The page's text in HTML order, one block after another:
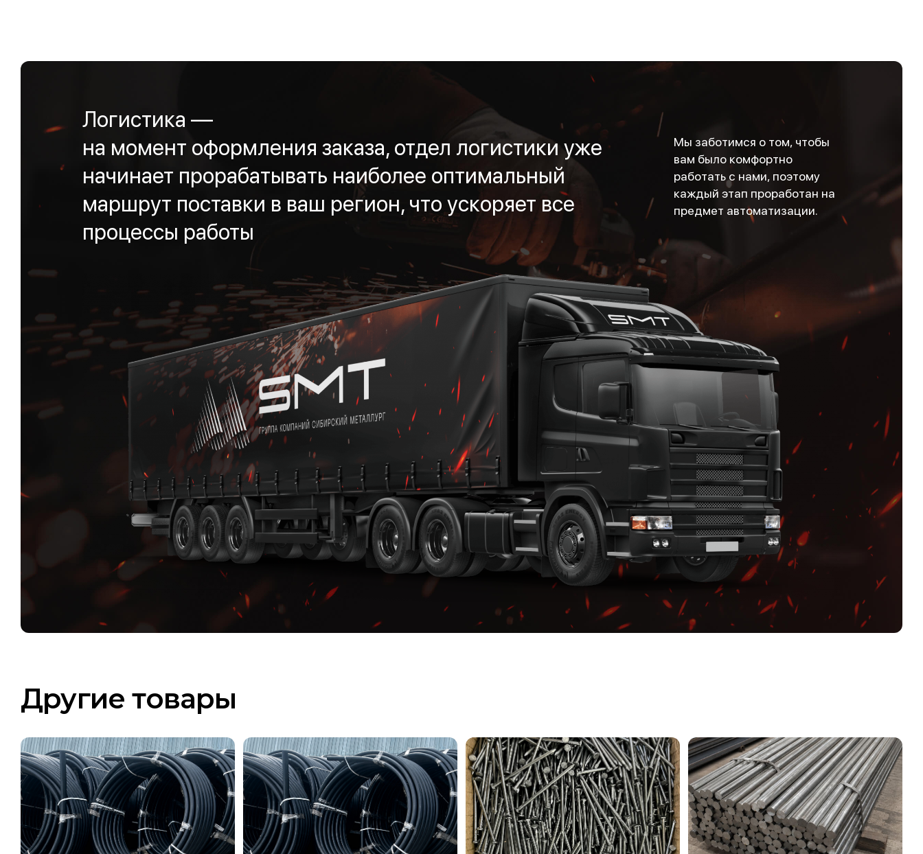
Логистика —
на момент оформления заказа, отдел логистики уже
начинает прорабатывать наиболее оптимальный
маршрут поставки в ваш регион, что ускоряет все
процессы работы
Мы заботимся о том, чтобы
вам было комфортно
работать с нами, поэтому
каждый этап проработан на
предмет автоматизации.
Другие товары